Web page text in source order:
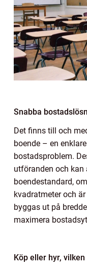
Snabba
Det finns till och
boende – en
bostadsproblem.
utföranden och
boendestandard,
kvadratmeter och
byggas ut på
maximera
Köp eller hyr,